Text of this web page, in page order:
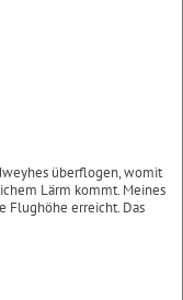
überflogen, womit
Lärm kommt. Meines
Flughöhe erreicht. Das